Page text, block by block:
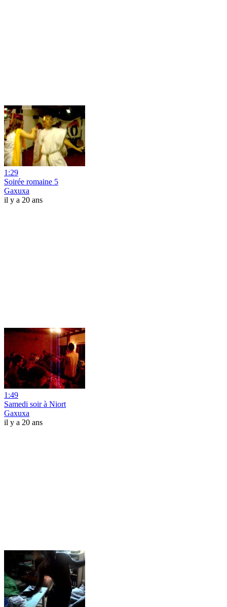
1:29
Soirée romaine 5
Gaxuxa
il y a 20 ans
1:49
Samedi soir à Niort
Gaxuxa
il y a 20 ans